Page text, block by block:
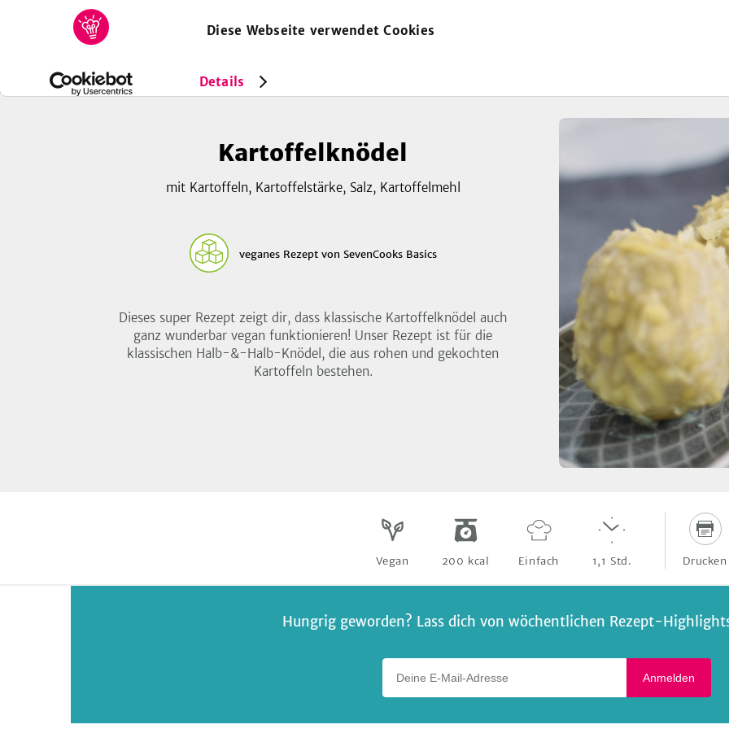
Diese Webseite verwendet Cookies
Details
REZEPTE SAMMLUNGEN MAGAZIN
Rezepte Vegan Kartoffelknödel
zeigen
Kartoffelknödel
mit Kartoffeln, Kartoffelstärke, Salz, Kartoffelmehl
veganes Rezept von SevenCooks Basics
Dieses super Rezept zeigt dir, dass klassische Kartoffelknödel auch
ganz wunderbar vegan funktionieren! Unser Rezept ist für die
klassischen Halb-&-Halb-Knödel, die aus rohen und gekochten
Kartoffeln bestehen.
Vegan 200 kcal Einfach 1,1 Std. Drucken
Hungrig geworden? Lass dich von wöchentlichen Rezept-
Anmelden